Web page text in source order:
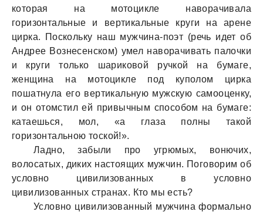
которая на мотоцикле наворачивала
горизонтальные и вертикальные круги на арене
цирка. Поскольку наш мужчина-поэт (речь идет об
Андрее Вознесенском) умел наворачивать палочки
и круги только шариковой ручкой на бумаге,
женщина на мотоцикле под куполом цирка
пошатнула его вертикальную мужскую самооценку,
и он отомстил ей привычным способом на бумаге:
катаешься, мол, «а глаза полны такой
горизонтальною тоской!».
Ладно, забыли про угрюмых, вонючих,
волосатых, диких настоящих мужчин. Поговорим об
условно цивилизованных в условно
цивилизованных странах. Кто мы есть?
Условно цивилизованный мужчина формально